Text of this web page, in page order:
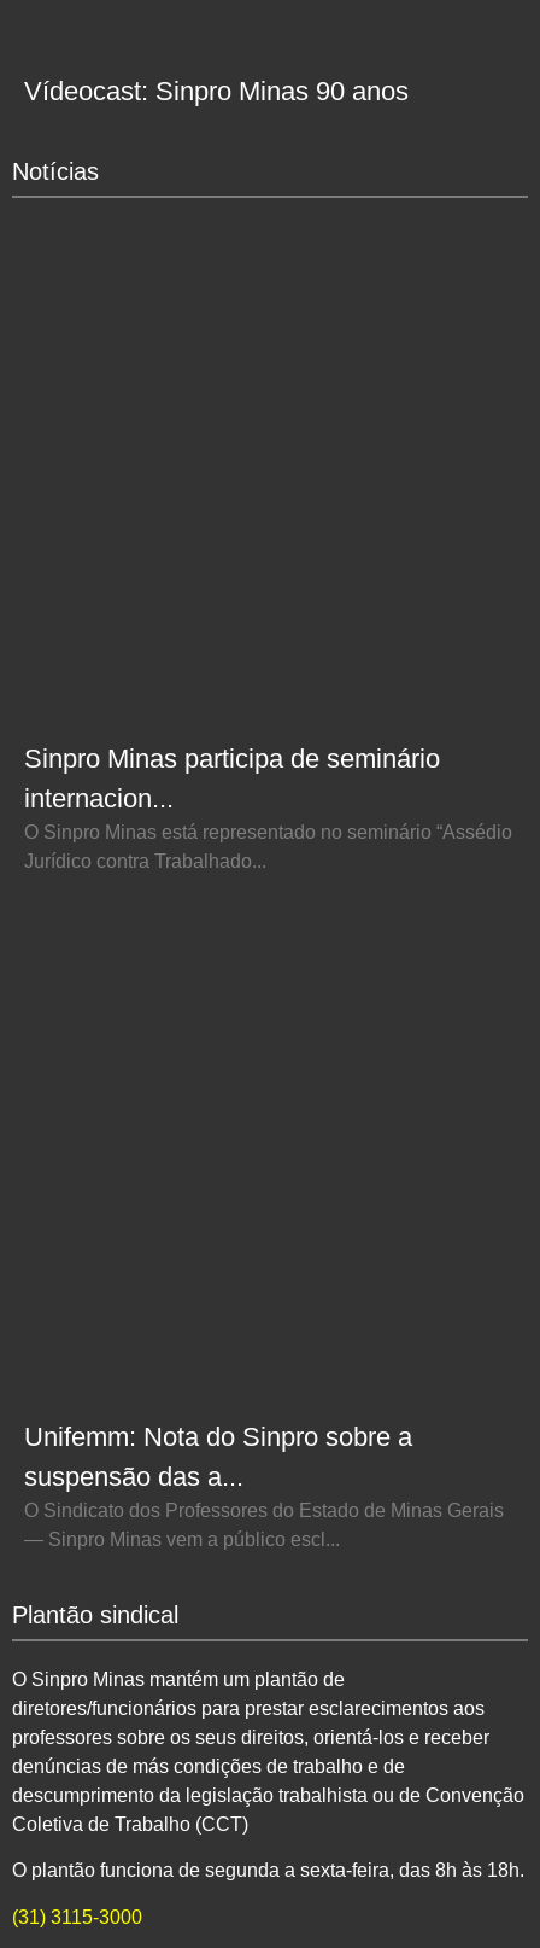
Vídeocast: Sinpro Minas 90 anos
Notícias
Sinpro Minas participa de seminário
internacion...
O Sinpro Minas está representado no seminário “Assédio
Jurídico contra Trabalhado...
Unifemm: Nota do Sinpro sobre a
suspensão das a...
O Sindicato dos Professores do Estado de Minas Gerais
— Sinpro Minas vem a público escl...
Plantão sindical
O Sinpro Minas mantém um plantão de
diretores/funcionários para prestar esclarecimentos aos
professores sobre os seus direitos, orientá-los e receber
denúncias de más condições de trabalho e de
descumprimento da legislação trabalhista ou de Convenção
Coletiva de Trabalho (CCT)
O plantão funciona de segunda a sexta-feira, das 8h às 18h.
(31) 3115-3000